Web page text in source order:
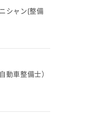
シャン(整備
車整備士）